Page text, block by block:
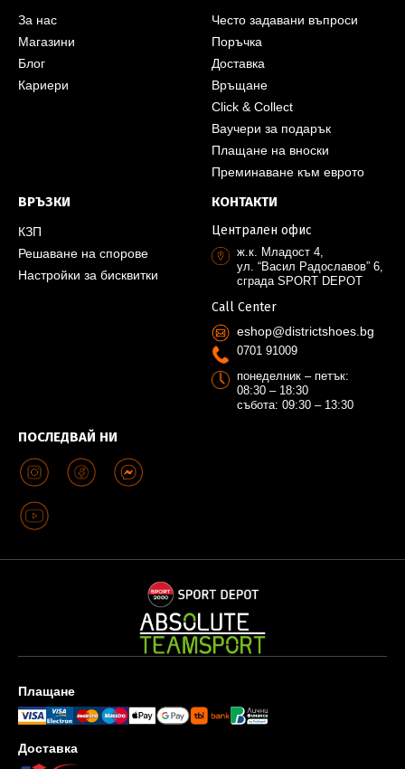
За нас
Магазини
Блог
Кариери
Често задавани въпроси
Поръчка
Доставка
Връщане
Click & Collect
Ваучери за подарък
Плащане на вноски
Преминаване към еврото
ВРЪЗКИ
КЗП
Решаване на спорове
Настройки за бисквитки
ПОСЛЕДВАЙ НИ
КОНТАКТИ
Централен офис
ж.к. Младост 4,
ул. “Васил Радославов” 6,
сграда SPORT DEPOT
Call Center
eshop@districtshoes.bg
0701 91009
понеделник – петък:
08:30 – 18:30
събота: 09:30 – 13:30
Плащане
Доставка